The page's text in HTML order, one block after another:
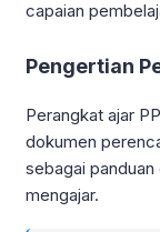
capaian
Pengertian
Perangkat ajar
dokumen
sebagai
mengajar.